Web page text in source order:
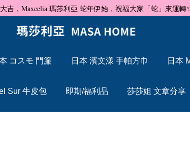
吉，Maxcelia 瑪莎利亞 蛇年伊始，祝福大家「蛇」來運轉
コスモ 門簾 日本 濱文漾 手帕方巾 日本
Sur 牛皮包 即期/福利品 莎莎姐 文章分享
您的購物車目前還是空的。